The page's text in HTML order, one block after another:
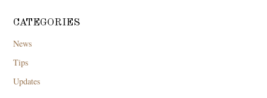
CATEGORIES
News
Tips
Updates